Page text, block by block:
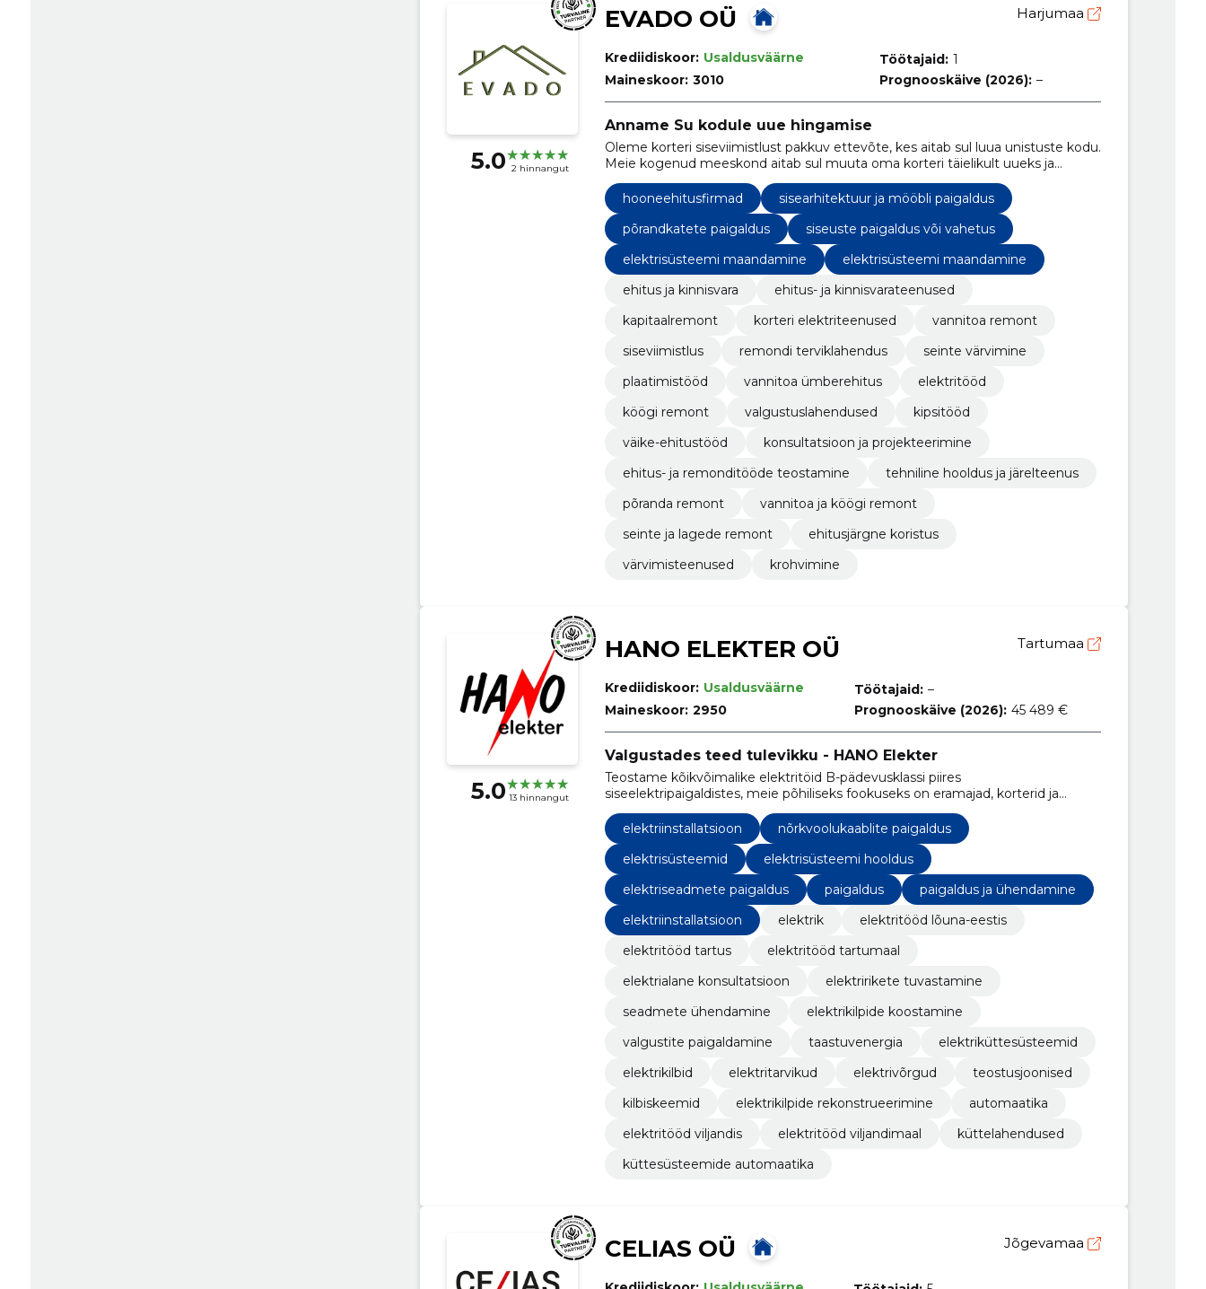
5.0 2 hinnangut
EVADO OÜ Harjumaa
Krediidiskoor: Usaldusväärne
Maineskoor: 3010
Töötajaid: 1
Prognooskäive (2026): –
Anname Su kodule uue hingamise
Oleme korteri siseviimistlust pakkuv ettevõte, kes aitab sul luua unistuste kodu.
Meie kogenud meeskond aitab sul muuta oma korteri täielikult uueks ja
kaasaegseks elamispinnaks.
hooneehitusfirmad
sisearhitektuur ja mööbli paigaldus
põrandkatete paigaldus
siseuste paigaldus või vahetus
elektrisüsteemi maandamine
elektrisüsteemi maandamine
ehitus ja kinnisvara
ehitus- ja kinnisvarateenused
kapitaalremont
korteri elektriteenused
vannitoa remont
siseviimistlus
remondi terviklahendus
seinte värvimine
plaatimistööd
vannitoa ümberehitus
elektritööd
köögi remont
valgustuslahendused
kipsitööd
väike-ehitustööd
konsultatsioon ja projekteerimine
ehitus- ja remonditööde teostamine
tehniline hooldus ja järelteenus
põranda remont
vannitoa ja köögi remont
seinte ja lagede remont
ehitusjärgne koristus
värvimisteenused
krohvimine
5.0 13 hinnangut
HANO ELEKTER OÜ Tartumaa
Krediidiskoor: Usaldusväärne
Maineskoor: 2950
Töötajaid: –
Prognooskäive (2026): 45 489 €
Valgustades teed tulevikku - HANO Elekter
Teostame kõikvõimalike elektritöid B-pädevusklassi piires
siseelektripaigaldistes, meie põhiliseks fookuseks on eramajad, korterid ja
ridaelamud.
elektriinstallatsioon
nõrkvoolukaablite paigaldus
elektrisüsteemid
elektrisüsteemi hooldus
elektriseadmete paigaldus
paigaldus
paigaldus ja ühendamine
elektriinstallatsioon
elektrik
elektritööd lõuna-eestis
elektritööd tartus
elektritööd tartumaal
elektrialane konsultatsioon
elektririkete tuvastamine
seadmete ühendamine
elektrikilpide koostamine
valgustite paigaldamine
taastuvenergia
elektriküttesüsteemid
elektrikilbid
elektritarvikud elektrivõrgud
teostusjoonised
kilbiskeemid
elektrikilpide rekonstrueerimine
automaatika
elektritööd viljandis
elektritööd viljandimaal
küttelahendused
küttesüsteemide automaatika
CELIAS OÜ Jõgevamaa